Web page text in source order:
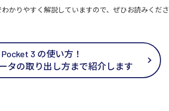
かりやすく解説していますので、ぜひお読みくださ
Pocket 3 の使い方！
タの取り出し方まで紹介します